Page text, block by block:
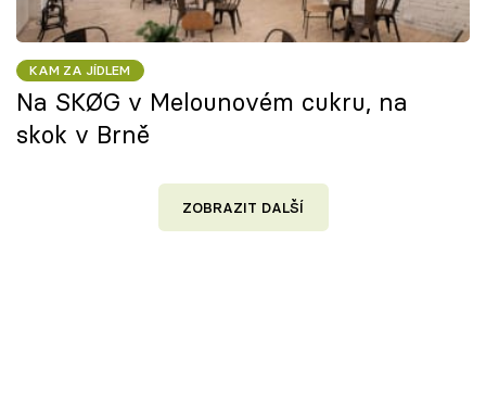
KAM ZA JÍDLEM
Na SKØG v Melounovém cukru, na
skok v Brně
ZOBRAZIT DALŠÍ